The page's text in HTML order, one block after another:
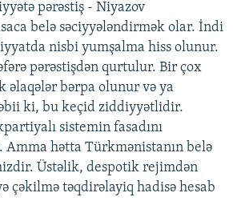
pərəstiş - Niyazov
belə səciyyələndirmək olar. İndi
nisbi yumşalma hiss olunur.
pərəstişdən qurtulur. Bir çox
əlaqələr bərpa olunur və ya
ki, bu keçid ziddiyyətlidir.
sistemin fasadını
Amma hətta Türkmənistanın belə
Üstəlik, despotik rejimdən
çəkilmə təqdirəlayiq hadisə hesab